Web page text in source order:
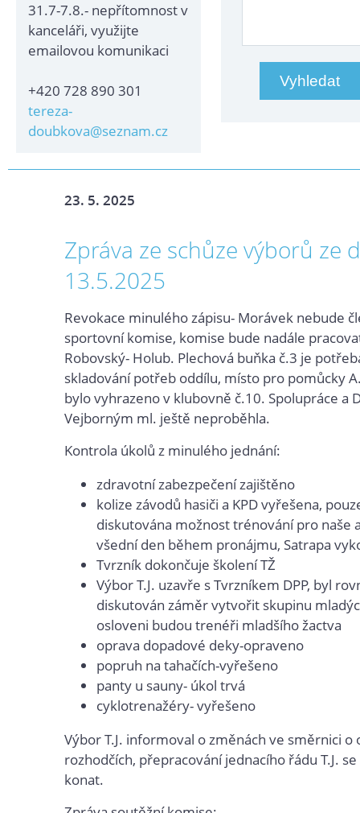
31.7-7.8.- nepřítomnost v
kanceláři, využijte
emailovou komunikaci
+420 728 890 301
tereza-
doubkova@seznam.cz
23. 5. 2025
Zpráva ze schůze výborů ze
13.5.2025
Revokace minulého zápisu- Morávek nebude
sportovní komise, komise bude nadále
Robovský- Holub. Plechová buňka č.3 je
skladování potřeb oddílu, místo pro pomůcky
bylo vyhrazeno v klubovně č.10. Spolupráce a
Vejborným ml. ještě neproběhla.
Kontrola úkolů z minulého jednání:
zdravotní zabezpečení zajištěno
kolize závodů hasiči a KPD vyřešena,
diskutována možnost trénování pro naše
všední den během pronájmu, Satrapa
Tvrzník dokončuje školení TŽ
Výbor T.J. uzavře s Tvrzníkem DPP, byl
diskutován záměr vytvořit skupinu
osloveni budou trenéři mladšího žactva
oprava dopadové deky-opraveno
popruh na tahačích-vyřešeno
panty u sauny- úkol trvá
cyklotrenažéry- vyřešeno
Výbor T.J. informoval o změnách ve směrnici o
rozhodčích, přepracování jednacího řádu T.J.
konat.